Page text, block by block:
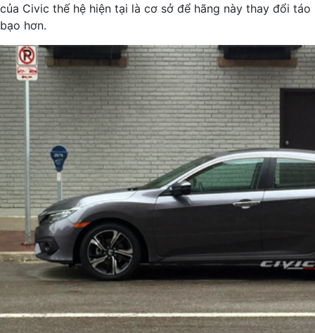
của Civic thế hệ hiện tại là cơ sở để hãng này thay đổi táo
bạo hơn.